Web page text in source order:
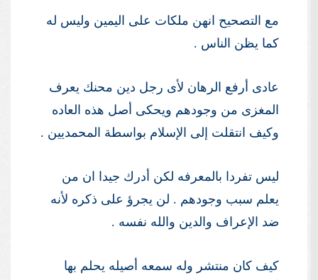
مع التصحيح انهن ملكات على اليمين وليس له
كما يظن الناس .
عادى أرفع الرهان لأى رجل دين محنك يعرف
المغزى من وجودهم ويحكى أصل هذه العاده
وكيف انتقلت إلى الإسلام بواسطة المحمديين .
ليس تفردا بالمعرفه لكن أدرك جيدا ان من
يعلم سبب وجودهم . لن يجرؤ على ذكره لأنه
ضد الإعراف والدين والله نفسه .
كيف كان منتشر وله سمعه أصيله يحلم بها